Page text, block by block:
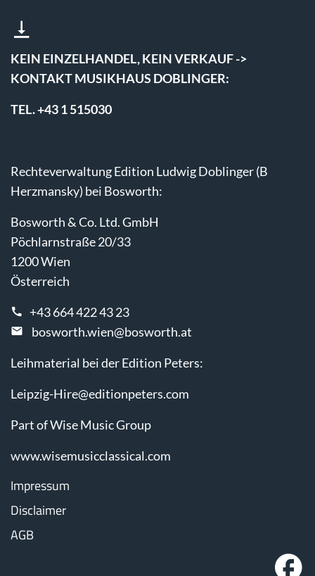
KEIN EINZELHANDEL, KEIN VERKAUF ->
KONTAKT MUSIKHAUS DOBLINGER:
TEL. +43 1 515030
Rechteverwaltung Edition Ludwig Doblinger (B
Herzmansky) bei Bosworth:
Bosworth & Co. Ltd. GmbH
Pöchlarnstraße 20/33
1200 Wien
Österreich
+43 664 422 43 23
bosworth.wien@bosworth.at
Leihmaterial bei der Edition Peters:
Leipzig-Hire@editionpeters.com
Part of Wise Music Group
www.wisemusicclassical.com
Impressum
Disclaimer
AGB